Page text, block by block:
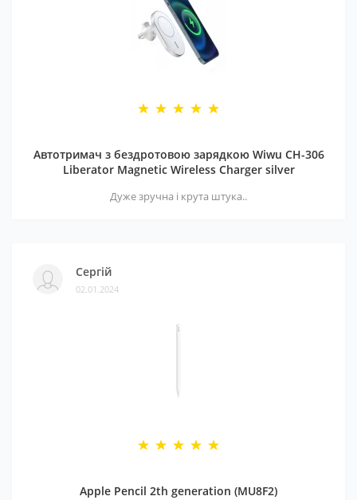
Автотримач з бездротовою зарядкою Wiwu CH-306
Liberator Magnetic Wireless Charger silver
Дуже зручна і крута штука..
Сергій
02.01.2024
Apple Pencil 2th generation (MU8F2)